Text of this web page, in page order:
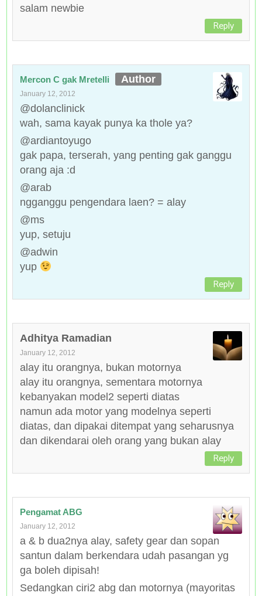
salam newbie
Reply
Mercon C gak Mretelli
January 12, 2012
@dolanclinick
wah, sama kayak punya ka thole ya?
@ardiantoyugo
gak papa, terserah, yang penting gak ganggu
orang aja :d
@arab
ngganggu pengendara laen? = alay
@ms
yup, setuju
@adwin
yup
Reply
Adhitya Ramadian
January 12, 2012
alay itu orangnya, bukan motornya
alay itu orangnya, sementara motornya
kebanyakan model2 seperti diatas
namun ada motor yang modelnya seperti
diatas, dan dipakai ditempat yang seharusnya
dan dikendarai oleh orang yang bukan alay
Reply
Pengamat ABG
January 12, 2012
a & b dua2nya alay, safety gear dan sopan
santun dalam berkendara udah pasangan yg
ga boleh dipisah!
Sedangkan ciri2 abg dan motornya (mayoritas